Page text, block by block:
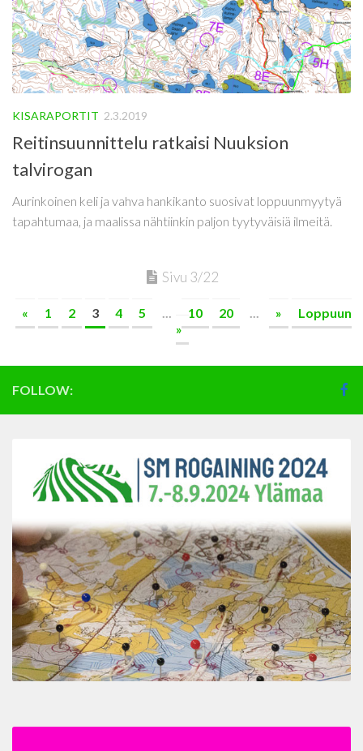
KISARAPORTIT 2.3.2019
Reitinsuunnittelu ratkaisi Nuuksion
talvirogan
Aurinkoinen keli ja vahva hankikanto suosivat loppuunmyytyä
tapahtumaa, ja maalissa nähtiinkin paljon tyytyväisiä ilmeitä.
Sivu 3/22
« 1 2 3 4 5 ... 10 20 ... »
Loppuun
»
FOLLOW: